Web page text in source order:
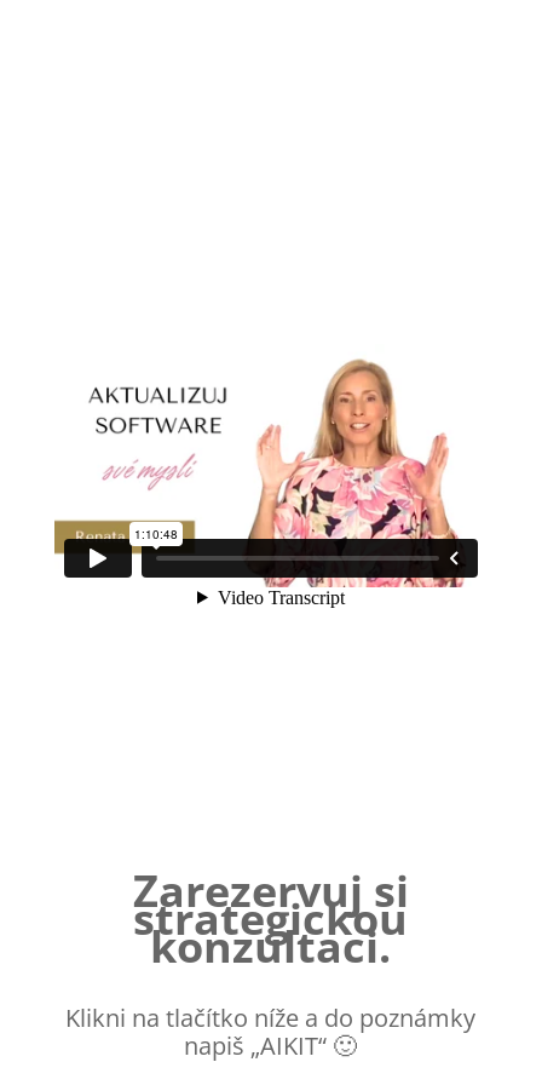
Zarezervuj si
strategickou
konzultaci.
Klikni na tlačítko níže a do poznámky
napiš „AIKIT“ 🙂